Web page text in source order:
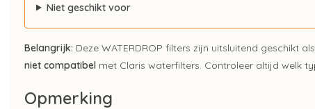
Niet geschikt voor
Belangrijk: Deze WATERDROP filters zijn uitsluitend geschikt
niet compatibel met Claris waterfilters. Controleer altijd welk
Opmerking